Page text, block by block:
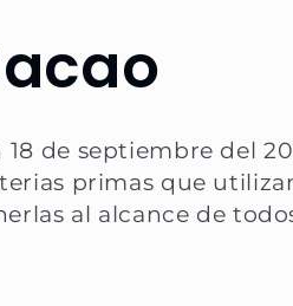
18 de septiembre del
primas que
al alcance de